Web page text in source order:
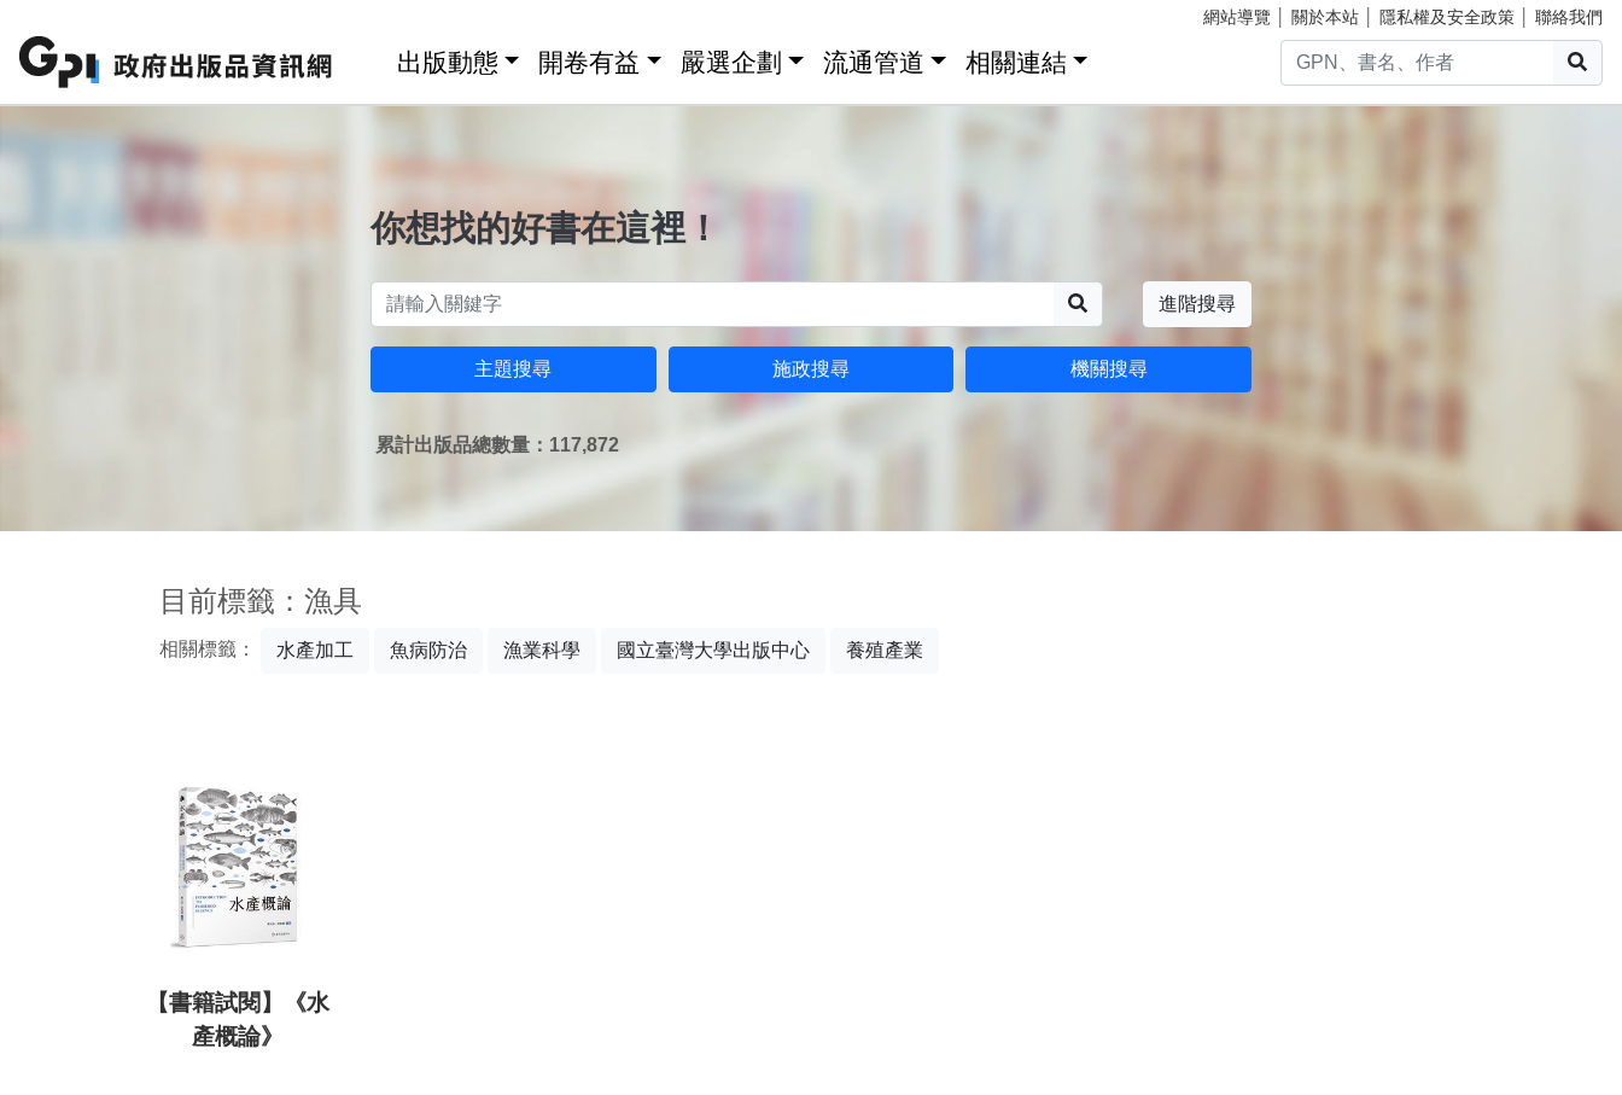
網站導覽 關於本站 隱私權及安全政策 聯絡我們
出版動態 開卷有益 嚴選企劃 流通管道 相關連結
你想找的好書在這裡！
進階搜尋
主題搜尋 施政搜尋 機關搜尋
累計出版品總數量：117,872
目前標籤：漁具
相關標籤： 水產加工 魚病防治 漁業科學 國立臺灣大學出版中心 養殖產業
【書籍試閱】《水
產概論》